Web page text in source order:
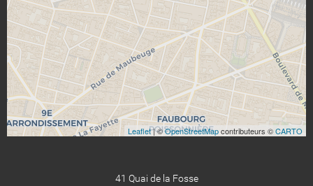
Leaflet| ©OpenStreetMapcontributeurs ©CARTO
41 Quai de la Fosse